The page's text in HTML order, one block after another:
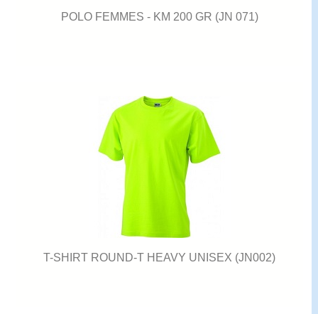
POLO FEMMES - KM 200 GR (JN 071)
T-SHIRT ROUND-T HEAVY UNISEX (JN002)